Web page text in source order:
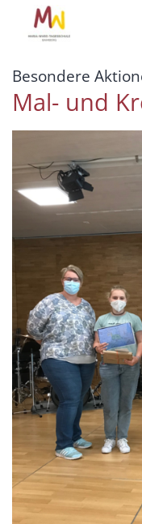
Zum Inhalt springen
Besondere
Mal- und